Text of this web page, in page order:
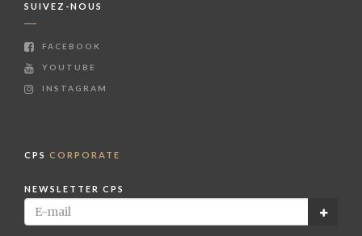
SUIVEZ-NOUS
FACEBOOK
YOUTUBE
INSTAGRAM
CPS CORPORATE
NEWSLETTER CPS